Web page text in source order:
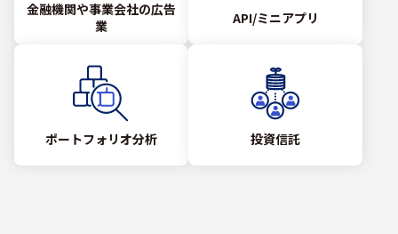
金融機関や事業会社の広告
業
API/ミニアプリ
ポートフォリオ分析 投資信託